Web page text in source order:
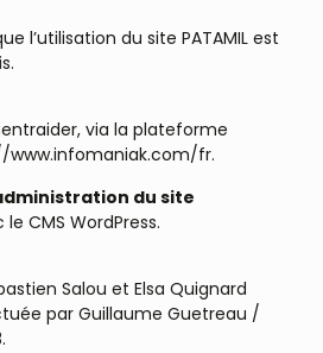
l’utilisation du site PATAMIL est
via la plateforme
www.infomaniak.com/fr.
du site
CMS WordPress.
Salou et Elsa Quignard
par Guillaume Guetreau /